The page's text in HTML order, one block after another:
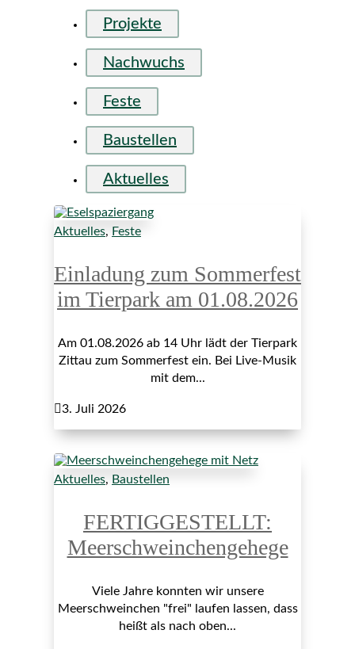
Projekte
Nachwuchs
Feste
Baustellen
Aktuelles
Aktuelles, Feste
Einladung zum Sommerfest
im Tierpark am 01.08.2026
Am 01.08.2026 ab 14 Uhr lädt der Tierpark
Zittau zum Sommerfest ein. Bei Live-Musik
mit dem...
3. Juli 2026
Aktuelles, Baustellen
FERTIGGESTELLT:
Meerschweinchengehege
Viele Jahre konnten wir unsere
Meerschweinchen "frei" laufen lassen, dass
heißt als nach oben...